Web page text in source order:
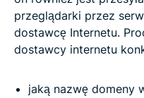
przeglądarki przez
dostawcę Internetu.
dostawcy internetu
jaką nazwę domeny